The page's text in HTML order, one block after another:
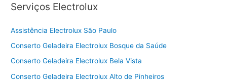
Serviços Electrolux
Assistência Electrolux São Paulo
Conserto Geladeira Electrolux Bosque da Saúde
Conserto Geladeira Electrolux Bela Vista
Conserto Geladeira Electrolux Alto de Pinheiros